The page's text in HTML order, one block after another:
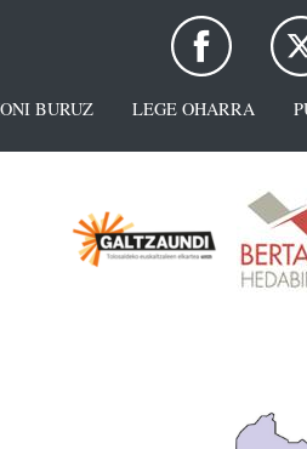
BURUZ LEGE OHARRA